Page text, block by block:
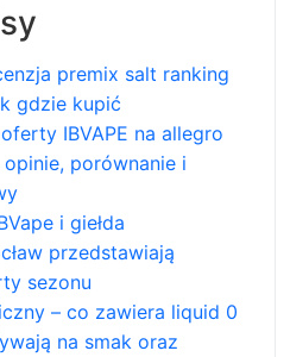
premix salt ranking
gdzie kupić
IBVAPE na allegro
porównanie i
i giełda
przedstawiają
sezonu
– co zawiera liquid 0
na smak oraz